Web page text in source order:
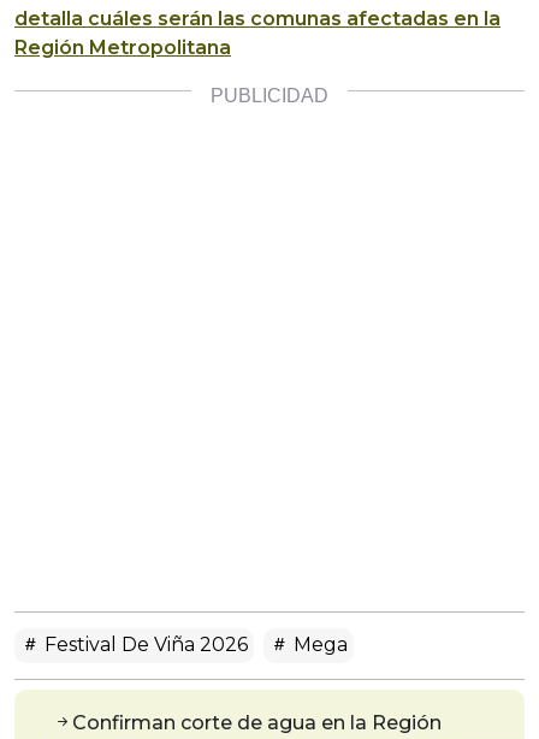
detalla cuáles serán las comunas afectadas en la
Región Metropolitana
Festival De Viña 2026 Mega
Confirman corte de agua en la Región